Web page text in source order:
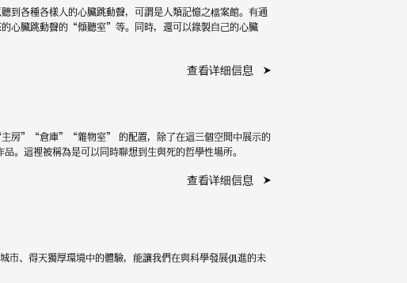
到各種各樣人的心臟跳動聲，可謂是人類記憶之檔案館。有通
心臟跳動聲的“傾聽室”等。同時，還可以錄製自己的心臟
查看详细信息
主房”“倉庫”“雜物室” 的配置，除了在這三個空間中展示的
。這裡被稱為是可以同時聯想到生與死的哲學性場所。
查看详细信息
市、得天獨厚環境中的體驗，能讓我們在與科學發展俱進的未